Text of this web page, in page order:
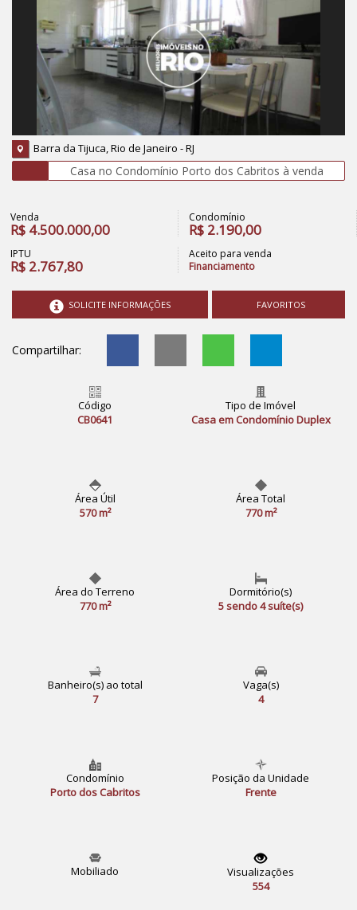
Barra da Tijuca, Rio de Janeiro - RJ
Casa no Condomínio Porto dos Cabritos à venda
Venda
R$ 4.500.000,00
Condomínio
R$ 2.190,00
IPTU
R$ 2.767,80
Aceito para venda
Financiamento
SOLICITE INFORMAÇÕES FAVORITOS
Compartilhar:
Código
CB0641
Tipo de Imóvel
Casa em Condomínio Duplex
Área Útil
570 m²
Área Total
770 m²
Área do Terreno
770 m²
Dormitório(s)
5 sendo 4 suíte(s)
Banheiro(s) ao total
7
Vaga(s)
4
Condomínio
Porto dos Cabritos
Posição da Unidade
Frente
Mobiliado
Visualizações
554